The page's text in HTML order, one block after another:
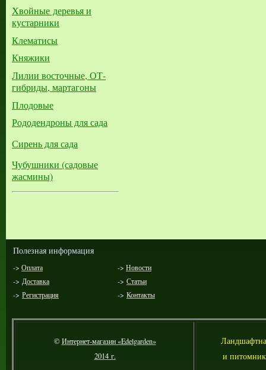
Хвойные деревья и
кустарники
Клематисы
Княжики
Лилии восточные, ОТ-
гибриды, мартагоны
Плодовые
Рододендроны для сада
Сирень для сада
Чубушники (садовые
жасмины)
Полезная информация
-> Оплата -> Новости
-> Доставка -> Статьи
-> Регистрация -> Контакты
©Интернет-магазин «Edelgarden»
2014 г.
Л
и питомник